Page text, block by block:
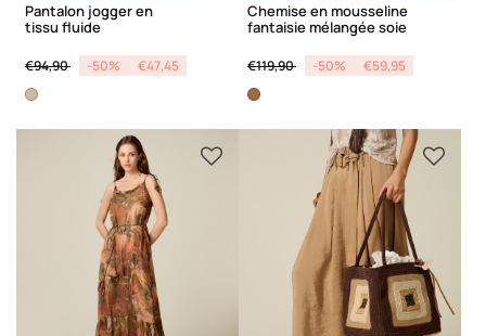
Pantalon jogger en
tissu fluide
Price reduced from
€94,90 to -50% €47,45
Chemise en mousseline
fantaisie mélangée soie
Price reduced from
€119,90 to -50% €59,95